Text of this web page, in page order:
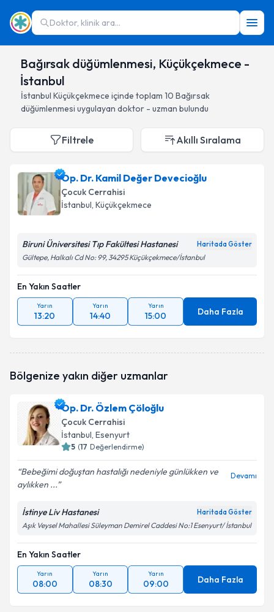
Doktor, klinik ara...
Bağırsak düğümlenmesi, Küçükçekmece -
İstanbul
İstanbul Küçükçekmece içinde toplam 10 Bağırsak
düğümlenmesi uygulayan doktor - uzman bulundu
Filtrele Akıllı Sıralama
Op. Dr. Kamil Değer Devecioğlu
Çocuk Cerrahisi
İstanbul, Küçükçekmece
Biruni Üniversitesi Tıp Fakültesi Hastanesi Haritada Göster
Gültepe, Halkalı Cd No: 99, 34295 Küçükçekmece/İstanbul
En Yakın Saatler
Yarın
13:20
Yarın
14:40
Yarın
15:00 Daha Fazla
Bölgenize yakın diğer uzmanlar
Op. Dr. Özlem Çöloğlu
Çocuk Cerrahisi
İstanbul, Esenyurt
5 (17 Değerlendirme)
Bebeğimi doğuştan hastalığı nedeniyle günlükken ve
aylıkken ...
Devamı
İstinye Liv Hastanesi Haritada Göster
Aşık Veysel Mahallesi Süleyman Demirel Caddesi No:1 Esenyurt/ İstanbul
En Yakın Saatler
Yarın
08:00
Yarın
08:30
Yarın
09:00 Daha Fazla